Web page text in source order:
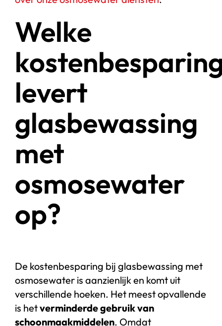
Welke
levert
glasbewassing
met
osmosewater
op?
De kostenbesparing bij glasbewassing met
osmosewater is aanzienlijk en komt uit
verschillende hoeken. Het meest opvallende
is hetverminderde gebruik van
schoonmaakmiddelen. Omdat